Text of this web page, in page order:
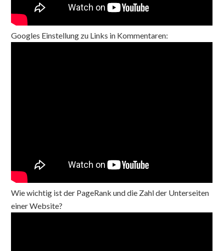
Googles Einstellung zu Links in Kommentaren:
Wie wichtig ist der PageRank und die Zahl der Unterseiten
einer Website?